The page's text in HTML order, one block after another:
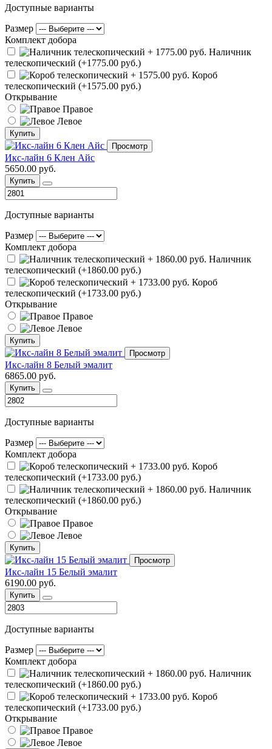
Доступные варианты
Размер
Комплект добора
Наличник
телескопический (+1775.00 руб.)
Короб
телескопический (+1575.00 руб.)
Открывание
Правое
Левое
Купить
Просмотр
Икс-лайн 6 Клен Айс
5650.00 руб.
Купить
Доступные варианты
Размер
Комплект добора
Наличник
телескопический (+1860.00 руб.)
Короб
телескопический (+1733.00 руб.)
Открывание
Правое
Левое
Купить
Просмотр
Икс-лайн 8 Белый эмалит
6865.00 руб.
Купить
Доступные варианты
Размер
Комплект добора
Короб
телескопический (+1733.00 руб.)
Наличник
телескопический (+1860.00 руб.)
Открывание
Правое
Левое
Купить
Просмотр
Икс-лайн 15 Белый эмалит
6190.00 руб.
Купить
Доступные варианты
Размер
Комплект добора
Наличник
телескопический (+1860.00 руб.)
Короб
телескопический (+1733.00 руб.)
Открывание
Правое
Левое